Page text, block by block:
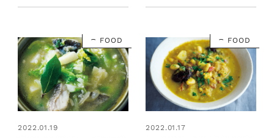
FOOD
2022.01.19
FOOD
2022.01.17